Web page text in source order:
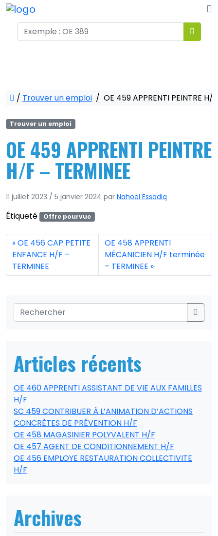
/ Trouver un emploi / OE 459 APPRENTI PEINTRE H/
Trouver un emploi
OE 459 APPRENTI PEINTRE
H/F – TERMINEE
11 juillet 2023 / 5 janvier 2024 par Nahoël Essadiq
Étiqueté Offre pourvue
OE 456 CAP PETITE
ENFANCE H/F –
TERMINEE
OE 458 APPRENTI
MÉCANICIEN H/F terminée
– TERMINEE
Articles récents
OE 460 APPRENTI ASSISTANT DE VIE AUX FAMILLES
H/F
SC 459 CONTRIBUER À L’ANIMATION D’ACTIONS
CONCRÈTES DE PRÉVENTION H/F
OE 458 MAGASINIER POLYVALENT H/F
OE 457 AGENT DE CONDITIONNEMENT H/F
OE 456 EMPLOYE RESTAURATION COLLECTIVITE
H/F
Archives